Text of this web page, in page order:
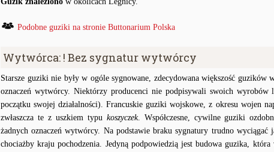
Podobne guziki na stronie Buttonarium Polska
Wytwórca: ! Bez sygnatur wytwórcy
Starsze guziki nie były w ogóle sygnowane, zdecydowana większość guzików
oznaczeń wytwórcy. Niektórzy producenci nie podpisywali swoich
początku swojej działalności). Francuskie guziki wojskowe, z okresu wojen
zwłaszcza te z uszkiem typu koszyczek. Współczesne, cywilne guziki
żadnych oznaczeń wytwórcy. Na podstawie braku sygnatury trudno
chociażby kraju pochodzenia. Jedyną podpowiedzią jest budowa guzika,